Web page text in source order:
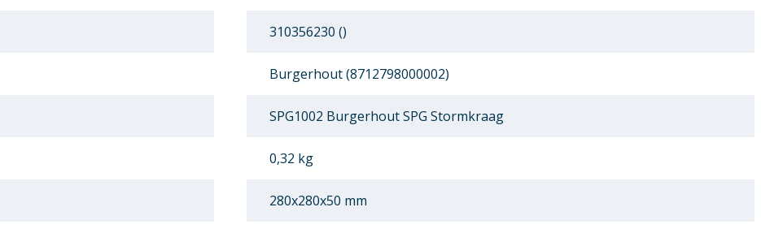
310356230 ()
Burgerhout (8712798000002)
SPG1002 Burgerhout SPG Stormkraag
0,32 kg
280x280x50 mm